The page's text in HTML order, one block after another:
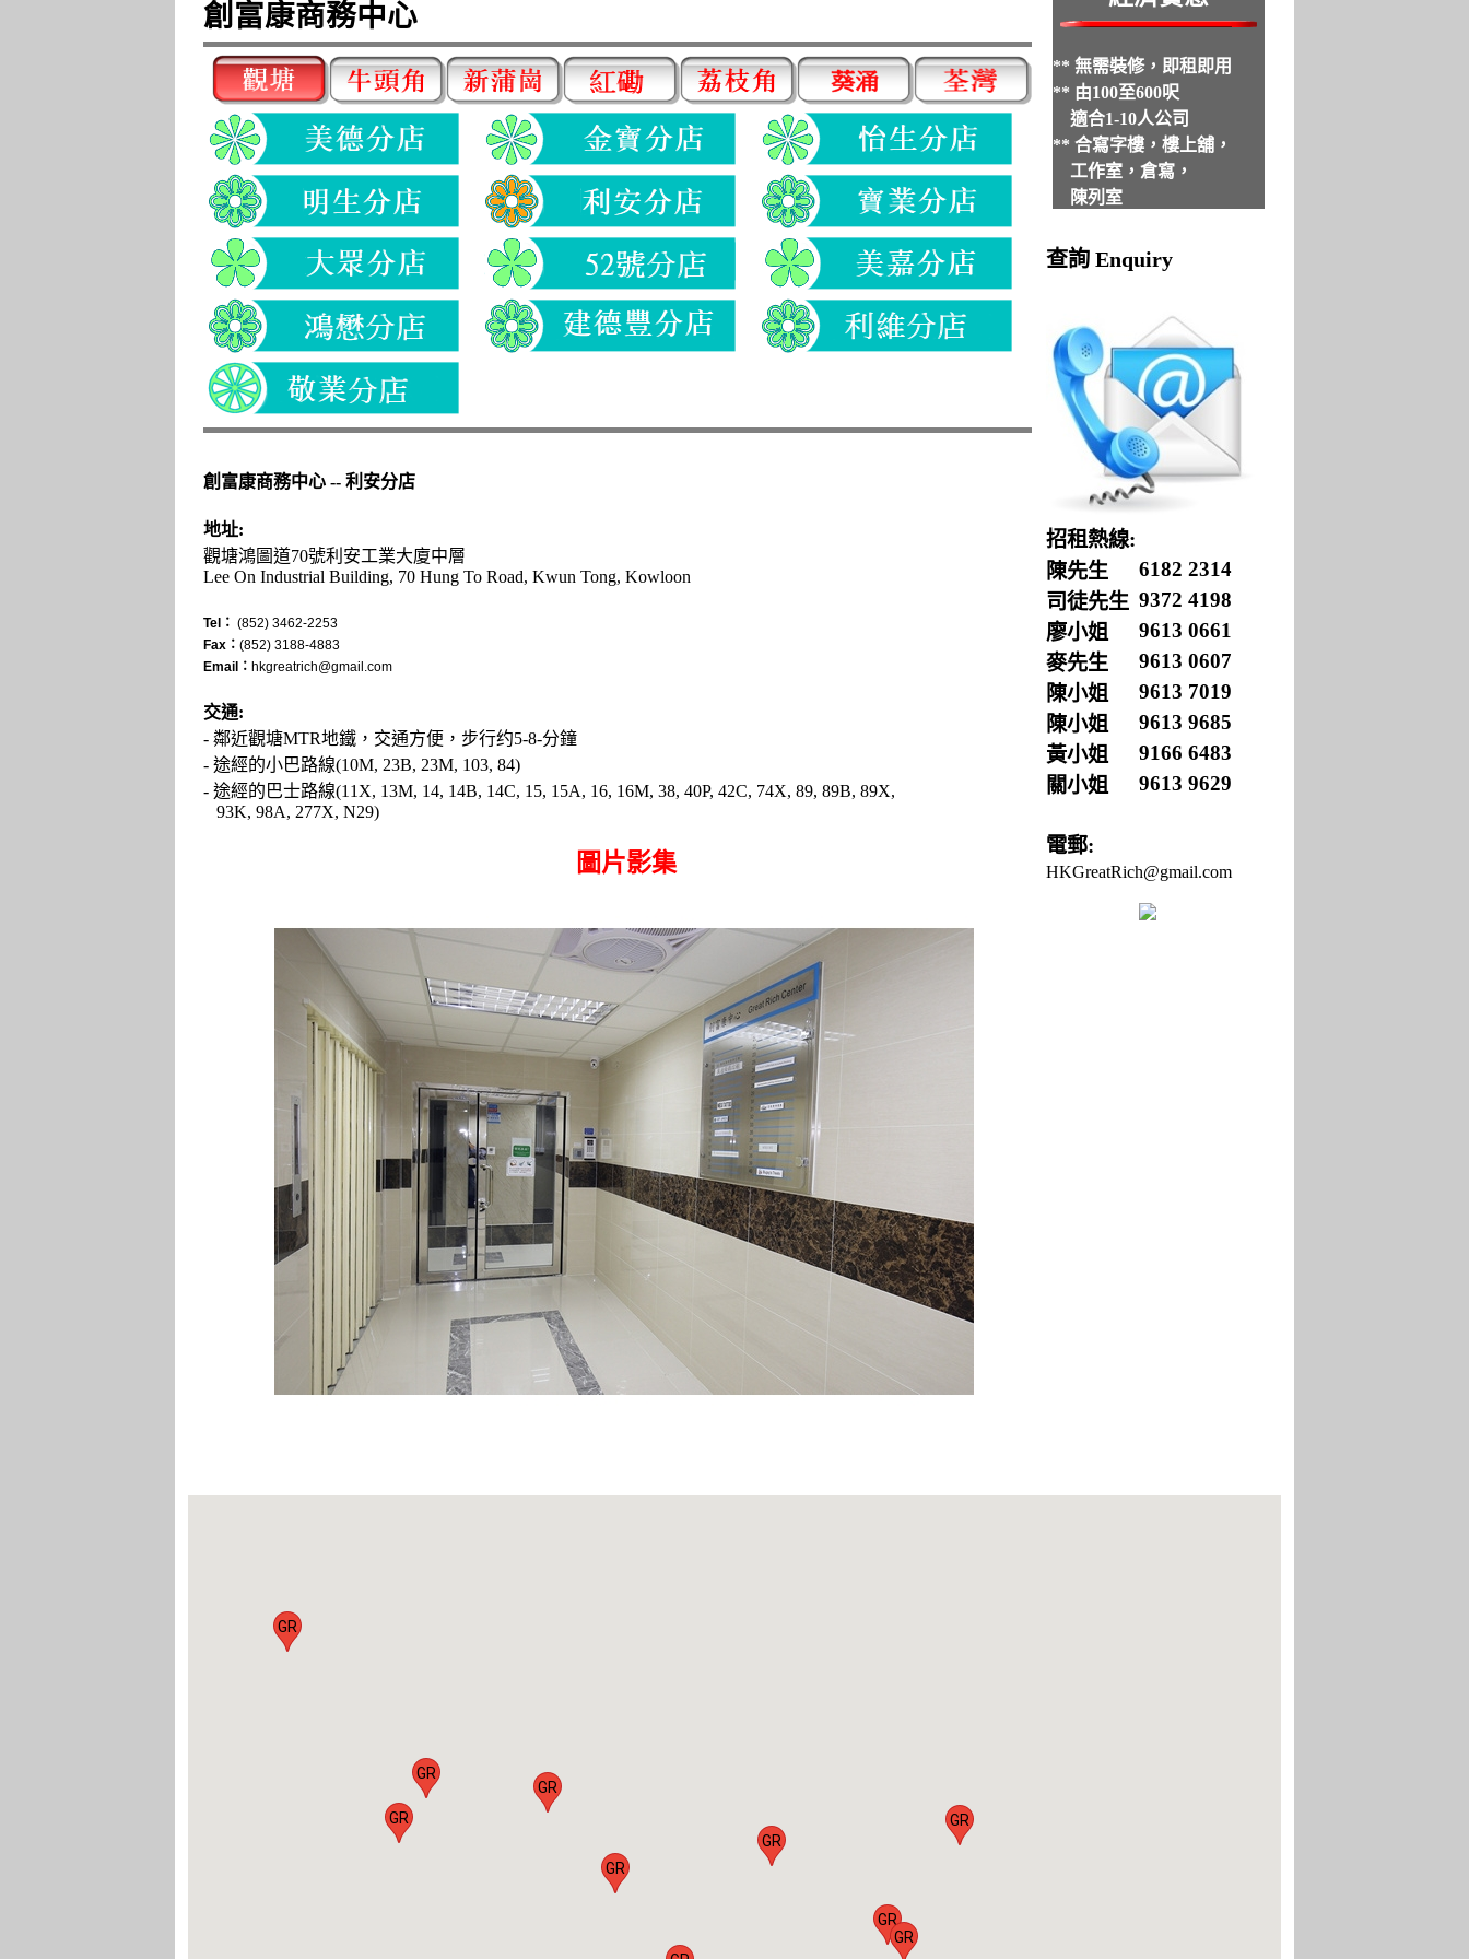
創富康商務中心
創富康商務中心 -- 利安分店
地址:
觀塘鴻圖道70號利安工業大廈中層
Lee On Industrial Building, 70 Hung To Road, Kwun Tong, Kowloon
Tel： (852) 3462-2253
Fax： (852) 3188-4883
Email： hkgreatrich@gmail.com
交通:
- 鄰近觀塘MTR地鐵，交通方便，步行约5-8-分鐘
- 途經的小巴路線(10M, 23B, 23M, 103, 84)
- 途經的巴士路線(11X, 13M, 14, 14B, 14C, 15, 15A, 16, 16M, 38, 40P, 42C, 74X, 89, 89B, 89X,
93K, 98A, 277X, N29)
圖片影集
** 無需裝修，即租即用
** 由100至600呎
適合1-10人公司
** 合寫字樓，樓上舖，
工作室，倉寫，
陳列室
查詢 Enquiry
招租熱線:
陳先生
6182 2314
司徒先生 9372 4198
廖小姐
9613 0661
麥先生
9613 0607
陳小姐
9613 7019
陳小姐
9613 9685
黃小姐
9166 6483
關小姐
9613 9629
電郵:
HKGreatRich@gmail.com
GR
GR
GR
GR
GR
GR
GR
GR
GR